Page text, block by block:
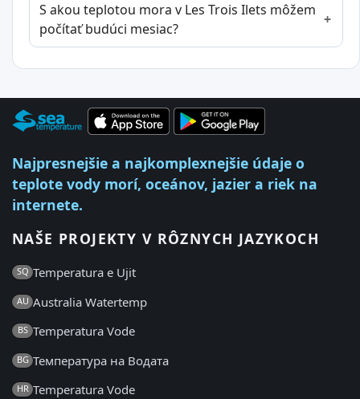
S akou teplotou mora v Les Trois Ilets môžem
počítať budúci mesiac?
Najpresnejšie a najkomplexnejšie údaje o
teplote vody morí, oceánov, jazier a riek na
internete.
NAŠE PROJEKTY V RÔZNYCH JAZYKOCH
SQ Temperatura e Ujit
AU Australia Watertemp
BS Temperatura Vode
BG Температура на Водата
HR Temperatura Vode